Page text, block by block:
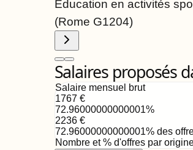
Éducation en activités
(Rome G1204)
Salaires proposés
Salaire mensuel brut
1767 €
72.96000000000001%
2236€
72.96000000000001% des
Nombre et % d'offres par